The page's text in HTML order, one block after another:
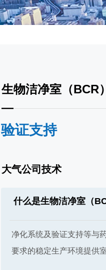
生物洁净室（BCR
—
验证支持
什么是生物洁净室（
净化系统及验证支持等与
要求的稳定生产环境提供
大气公司技术